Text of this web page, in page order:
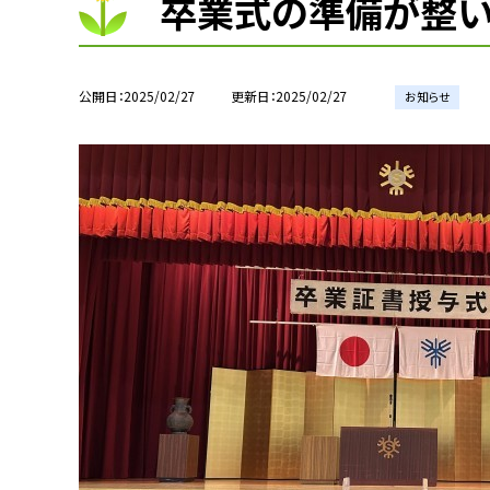
卒業式の準備が整
公開日 2025/02/27 更新日 2025/02/27 お知らせ